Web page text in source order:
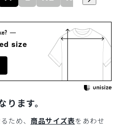
size
ます。
ため、 商品サイズ表をあわせ